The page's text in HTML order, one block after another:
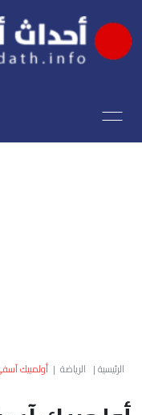
الرئيسية| الرياضة | أولمبيك